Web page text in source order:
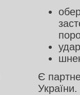
Є
України.